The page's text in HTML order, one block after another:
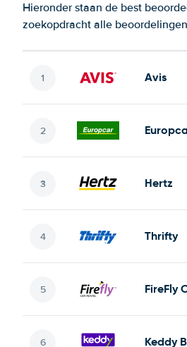
Hieronder staan de best
zoekopdracht alle
Avis
Hertz
Thrifty
FireFly
Keddy